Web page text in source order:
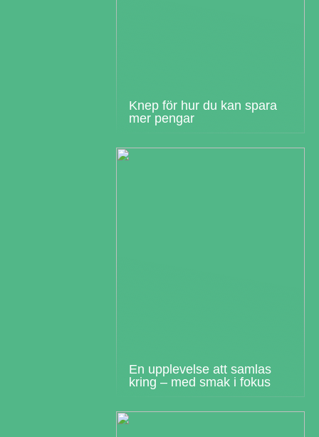
Knep för hur du kan spara
mer pengar
En upplevelse att samlas
kring – med smak i fokus